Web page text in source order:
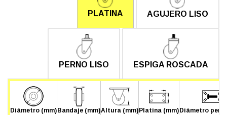
PLATINA AGUJERO LISO
PERNO LISO ESPIGA ROSCADA
Diámetro (mm) Bandaje (mm)Altura (mm) Platina (mm) Diámetro